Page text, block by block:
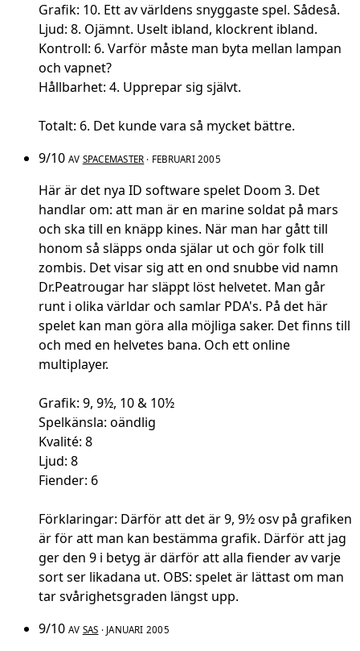
Grafik: 10. Ett av världens snyggaste spel. Sådeså.
Ljud: 8. Ojämnt. Uselt ibland, klockrent ibland.
Kontroll: 6. Varför måste man byta mellan lampan
och vapnet?
Hållbarhet: 4. Upprepar sig självt.
Totalt: 6. Det kunde vara så mycket bättre.
9/10 AV SPACEMASTER · FEBRUARI 2005
Här är det nya ID software spelet Doom 3. Det
handlar om: att man är en marine soldat på mars
och ska till en knäpp kines. När man har gått till
honom så släpps onda själar ut och gör folk till
zombis. Det visar sig att en ond snubbe vid namn
Dr.Peatrougar har släppt löst helvetet. Man går
runt i olika världar och samlar PDA's. På det här
spelet kan man göra alla möjliga saker. Det finns till
och med en helvetes bana. Och ett online
multiplayer.
Grafik: 9, 9½, 10 & 10½
Spelkänsla: oändlig
Kvalité: 8
Ljud: 8
Fiender: 6
Förklaringar: Därför att det är 9, 9½ osv på grafiken
är för att man kan bestämma grafik. Därför att jag
ger den 9 i betyg är därför att alla fiender av varje
sort ser likadana ut. OBS: spelet är lättast om man
tar svårighetsgraden längst upp.
9/10 AV SAS · JANUARI 2005